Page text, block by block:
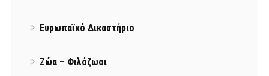
Ευρωπαϊκό Δικαστήριο
Ζώα – Φιλόζωοι